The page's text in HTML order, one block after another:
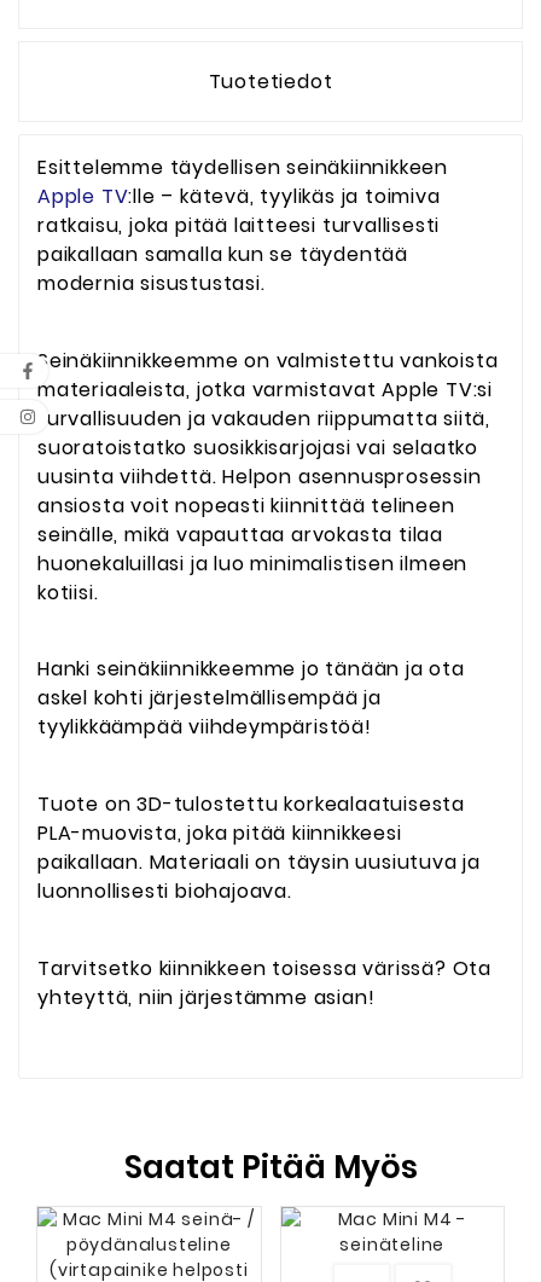
Tuotetiedot
Esittelemme täydellisen seinäkiinnikkeen
Apple TV:lle – kätevä, tyylikäs ja toimiva
ratkaisu, joka pitää laitteesi turvallisesti
paikallaan samalla kun se täydentää
modernia sisustustasi.
Seinäkiinnikkeemme on valmistettu vankoista
materiaaleista, jotka varmistavat Apple TV:si
turvallisuuden ja vakauden riippumatta siitä,
suoratoistatko suosikkisarjojasi vai selaatko
uusinta viihdettä. Helpon asennusprosessin
ansiosta voit nopeasti kiinnittää telineen
seinälle, mikä vapauttaa arvokasta tilaa
huonekaluillasi ja luo minimalistisen ilmeen
kotiisi.
Hanki seinäkiinnikkeemme jo tänään ja ota
askel kohti järjestelmällisempää ja
tyylikkäämpää viihdeympäristöä!
Tuote on 3D-tulostettu korkealaatuisesta
PLA-muovista, joka pitää kiinnikkeesi
paikallaan. Materiaali on täysin uusiutuva ja
luonnollisesti biohajoava.
Tarvitsetko kiinnikkeen toisessa värissä? Ota
yhteyttä, niin järjestämme asian!
Saatat Pitää Myös